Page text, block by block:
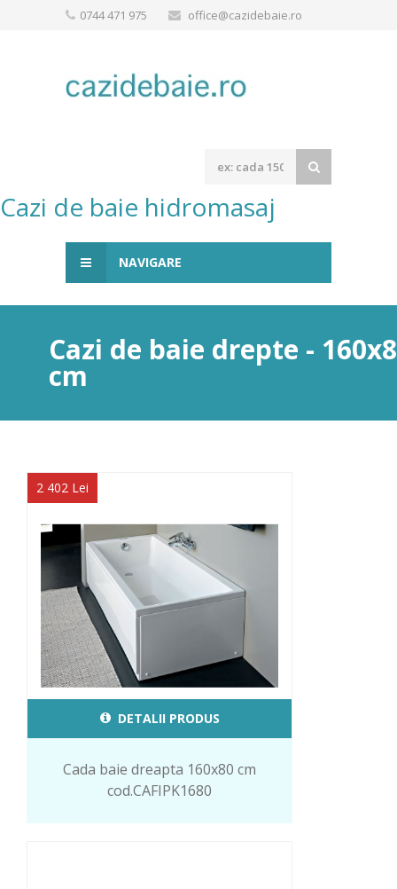
0744 471 975 office@cazidebaie.ro
Cazi de baie hidromasaj
NAVIGARE
Cazi de baie drepte -
cm
2 402 Lei
DETALII PRODUS
Cada baie dreapta 160x80 cm
cod.CAFIPK1680